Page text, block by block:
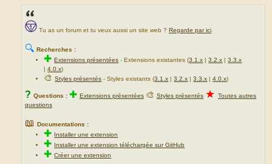
Tu as un forum et tu veux aussi un site web ? Regarde par ici
🔍 Recherches :
✚Extensions présentées -Extensions existantes (3.1.x |3.2.x |3.3.x
|4.0.x)
🎨Styles présentés - Styles existants (3.1.x |3.2.x |3.3.x |4.0.x)
? Questions : ✚ Extensions présentées 🎨 Styles présentés ★ Toutes autres
questions
📖 Documentations :
✚ Installer une extension
✚ Installer une extension téléchargée sur GitHub
✚Créer une extension